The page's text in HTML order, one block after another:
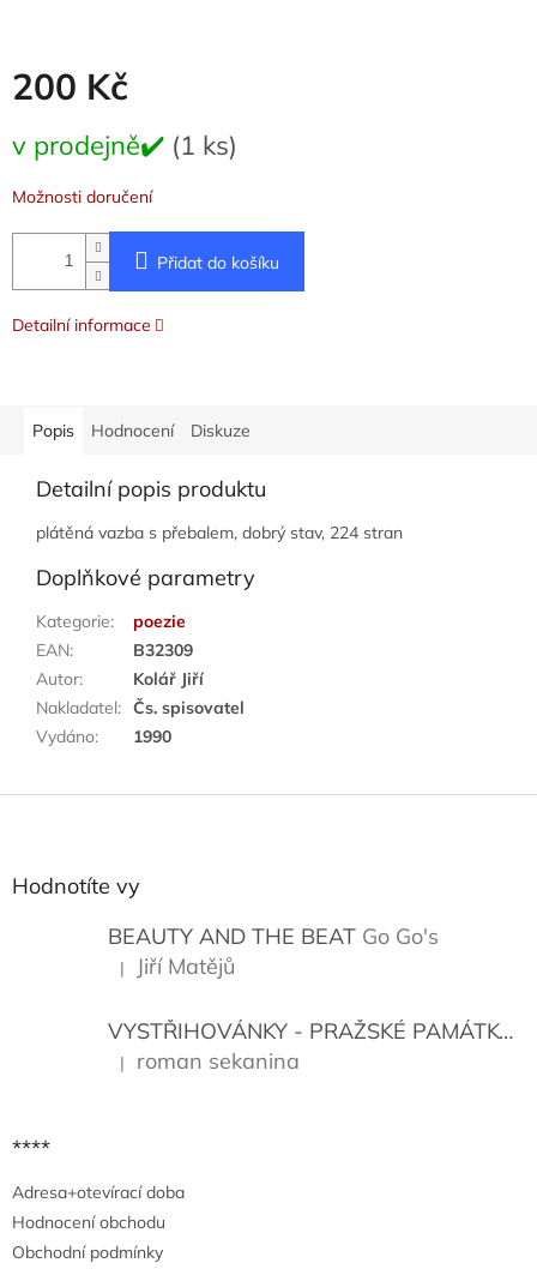
200 Kč
cena:
v prodejně✔️ (1 ks)
Možnosti doručení
Přidat do košíku
Detailní informace
Popis Hodnocení Diskuze
Detailní popis produktu
plátěná vazba s přebalem, dobrý stav, 224 stran
Doplňkové parametry
Kategorie:
poezie
EAN:
B32309
Autor:
Kolář Jiří
Nakladatel: Čs. spisovatel
Vydáno: 1990
Z
Hodnotíte vy
BEAUTY AND THE BEAT Go Go's
Hodnocení produktu je 5 z 5 hvězdiček.
| Jiří Matějů
VYSTŘIHOVÁNKY - PRAŽSKÉ PAMÁTKY
Hodnocení produktu je 5 z 5 hvězdiček.
| roman sekanina
****
Adresa+otevírací doba
Hodnocení obchodu
Obchodní podmínky